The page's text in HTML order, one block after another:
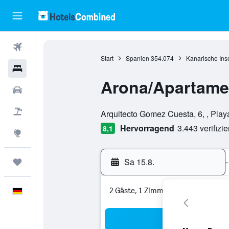
Start Spanien 354.074 Kanarische
Arona/
Arquitecto Gomez Cuesta, 6, ,
8,1 Hervorragend 3.443
Sa 15.8. -
2 Gäste, 1 Zimmer